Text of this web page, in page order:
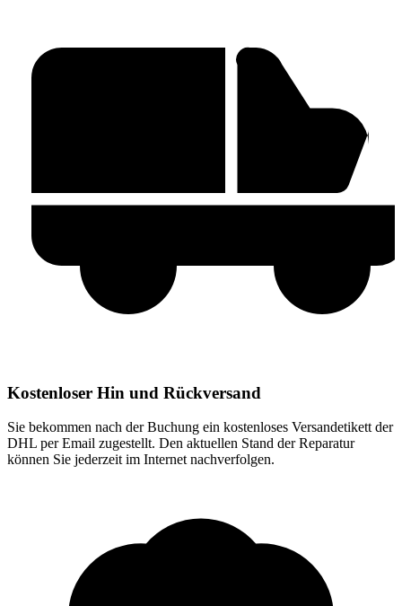
Kostenloser Hin und Rückversand
Sie bekommen nach der Buchung ein kostenloses Versandetikett der
DHL per Email zugestellt. Den aktuellen Stand der Reparatur
können Sie jederzeit im Internet nachverfolgen.